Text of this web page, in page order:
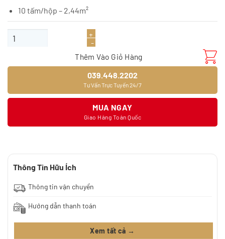
10 tấm/hộp – 2,44m²
Sàn gỗ JOYTEK 8328-9 số lượng
Thêm Vào Giỏ Hàng
039.448.2202
Tư Vấn Trực Tuyến 24/7
MUA NGAY
Giao Hàng Toàn Quốc
Thông Tin Hữu Ích
Thông tin vận chuyển
Hướng dẫn thanh toán
Xem tất cả →